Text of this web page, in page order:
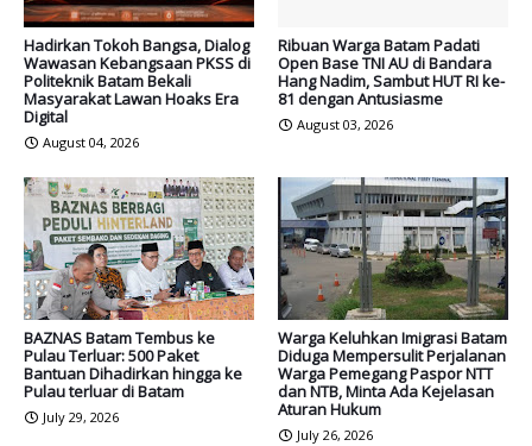
Hadirkan Tokoh Bangsa, Dialog
Wawasan Kebangsaan PKSS di
Politeknik Batam Bekali
Masyarakat Lawan Hoaks Era
Digital
August 04, 2026
Ribuan Warga Batam Padati
Open Base TNI AU di Bandara
Hang Nadim, Sambut HUT RI ke-
81 dengan Antusiasme
August 03, 2026
BAZNAS Batam Tembus ke
Pulau Terluar: 500 Paket
Bantuan Dihadirkan hingga ke
Pulau terluar di Batam
July 29, 2026
Warga Keluhkan Imigrasi Batam
Diduga Mempersulit Perjalanan
Warga Pemegang Paspor NTT
dan NTB, Minta Ada Kejelasan
Aturan Hukum
July 26, 2026